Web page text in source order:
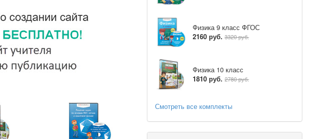
углом 60
его со скоростью 15м/с
ЭДС индукции 3В?
части 50см, перемещающемся
Физика 9 класс ФГОС
2160 руб. 3320 руб.
Физика 10 класс
1810 руб. 2780 руб.
Смотреть все комплекты